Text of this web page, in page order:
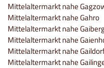
Mittelaltermarkt nahe
Mittelaltermarkt nahe Gahro
Mittelaltermarkt nahe
Mittelaltermarkt nahe
Mittelaltermarkt nahe
Mittelaltermarkt nahe